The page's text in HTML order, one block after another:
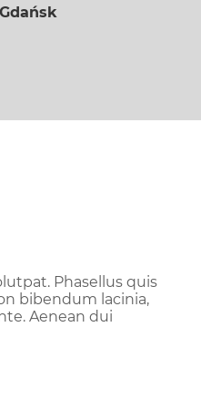
Phasellus quis
bibendum lacinia,
Aenean dui